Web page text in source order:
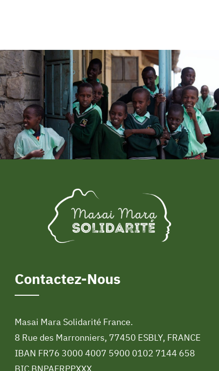
Contactez-Nous
Masai Mara Solidarité France.
8 Rue des Marronniers, 77450 ESBLY, FRANCE
IBAN FR76 3000 4007 5900 0102 7144 658
BIC BNPAFRPPXXX